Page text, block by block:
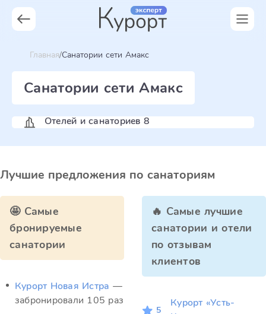
Главная Санатории сети Амакс
Санатории сети Амакс
Отелей и санаториев 8
Лучшие предложения по санаториям
🤩 Самые
бронируемые
санатории
Курорт Новая Истра —
забронировали 105 раз
🔥 Самые лучшие
санатории и отели
по отзывам
клиентов
5
Курорт «Усть-